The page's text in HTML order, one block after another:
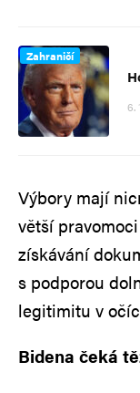
Zahraničí
6.
Výbory mají
větší
získávání
s podporou
legitimitu v
Bidena čeká